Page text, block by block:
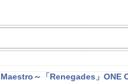
～「Renegades」ONE